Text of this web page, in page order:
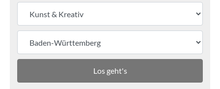
Los geht's